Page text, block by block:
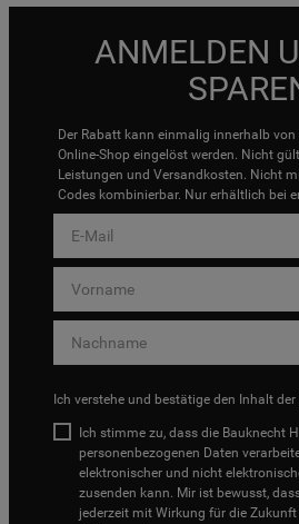
ANMELDEN
Der Rabatt kann einmalig innerhalb
Online-Shop eingelöst werden. Nicht
Leistungen und Versandkosten. Nicht
Codes kombinierbar. Nur erhältlich bei
Ich verstehe und bestätige den Inhalt der
Ich stimme zu, dass die Bauknecht
personenbezogenen Daten
elektronischer und nicht
zusenden kann. Mir ist bewusst,
jederzeit mit Wirkung für die